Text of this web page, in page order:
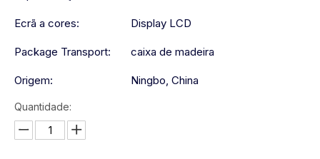
Ecrã a cores: Display LCD
Package Transport: caixa de madeira
Origem: Ningbo, China
Quantidade: